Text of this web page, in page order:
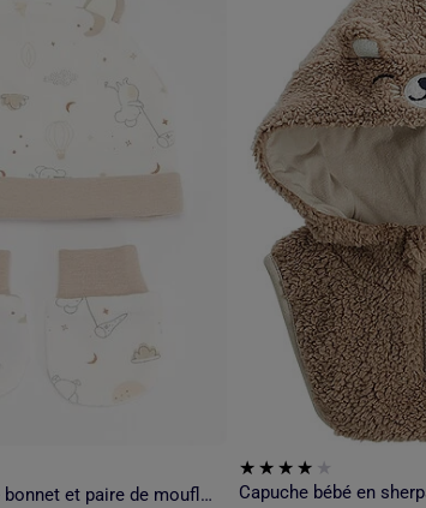
Ensemble 2 pièces - bonnet et paire de moufles 'Petit Béguin'
Capuche bébé en